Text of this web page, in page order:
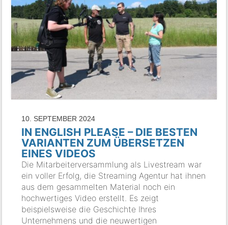
10. SEPTEMBER 2024
IN ENGLISH PLEASE – DIE BESTEN
VARIANTEN ZUM ÜBERSETZEN
EINES VIDEOS
Die Mitarbeiterversammlung als Livestream war
ein voller Erfolg, die Streaming Agentur hat ihnen
aus dem gesammelten Material noch ein
hochwertiges Video erstellt. Es zeigt
beispielsweise die Geschichte Ihres
Unternehmens und die neuwertigen